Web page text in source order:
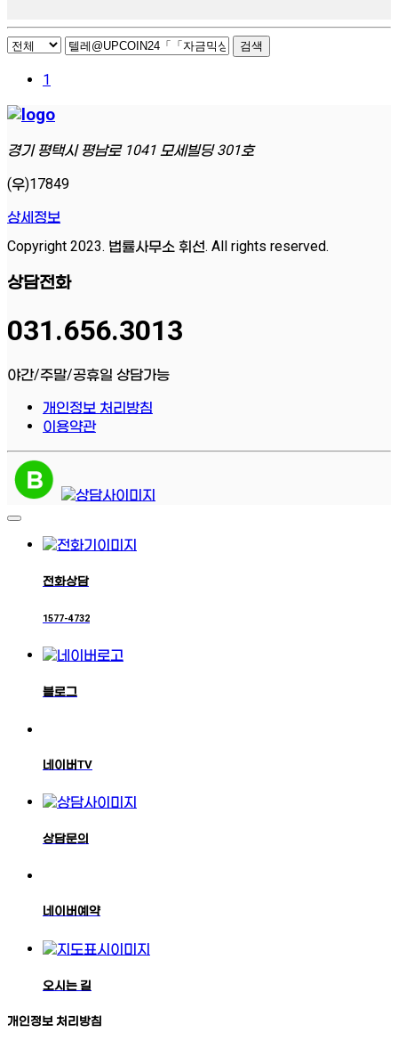
검색
1
경기 평택시 평남로 1041 모세빌딩 301호
(우)17849
상세정보
Copyright 2023. 법률사무소 휘선. All rights reserved.
상담전화
031.656.3013
야간/주말/공휴일 상담가능
개인정보 처리방침
이용약관
전화상담
1577-4732
블로그
네이버TV
상담문의
네이버예약
오시는 길
개인정보 처리방침